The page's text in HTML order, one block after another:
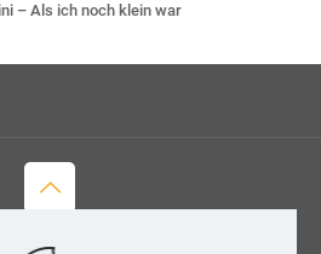
– Als ich noch klein war
H-Team e.V.